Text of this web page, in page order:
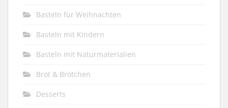
Basteln für Weihnachten
Basteln mit Kindern
Basteln mit Naturmaterialien
Brot & Brötchen
Desserts